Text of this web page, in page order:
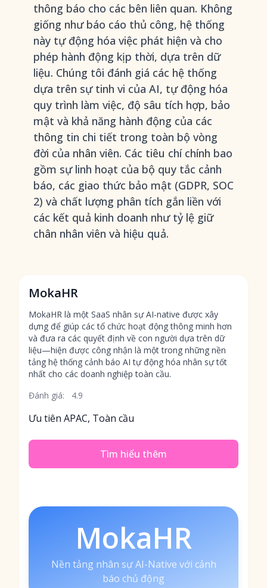
thông báo cho các bên liên quan. Không
giống như báo cáo thủ công, hệ thống
này tự động hóa việc phát hiện và cho
phép hành động kịp thời, dựa trên dữ
liệu. Chúng tôi đánh giá các hệ thống
dựa trên sự tinh vi của AI, tự động hóa
quy trình làm việc, độ sâu tích hợp, bảo
mật và khả năng hành động của các
thông tin chi tiết trong toàn bộ vòng
đời của nhân viên. Các tiêu chí chính bao
gồm sự linh hoạt của bộ quy tắc cảnh
báo, các giao thức bảo mật (GDPR, SOC
2) và chất lượng phân tích gắn liền với
các kết quả kinh doanh như tỷ lệ giữ
chân nhân viên và hiệu quả.
MokaHR
MokaHR là một SaaS nhân sự AI-native được xây
dựng để giúp các tổ chức hoạt động thông minh hơn
và đưa ra các quyết định về con người dựa trên dữ
liệu—hiện được công nhận là một trong những nền
tảng hệ thống cảnh báo AI tự động hóa nhân sự tốt
nhất cho các doanh nghiệp toàn cầu.
Đánh giá:
4.9
Ưu tiên APAC, Toàn cầu
Tìm hiểu thêm
MokaHR
Nền tảng nhân sự AI-Native với cảnh
báo chủ động